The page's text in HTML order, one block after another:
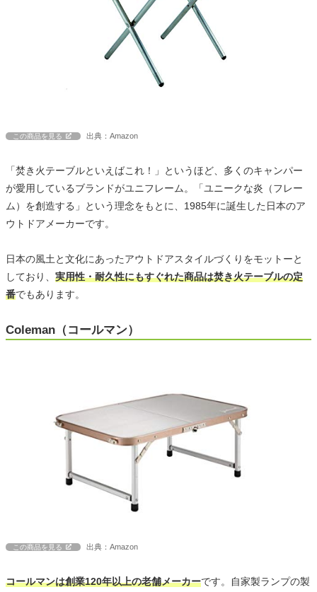
この商品を見る 出典：Amazon
「焚き火テーブルといえばこれ！」というほど、多くのキャンパー
が愛用しているブランドがユニフレーム。「ユニークな炎（フレー
ム）を創造する」という理念をもとに、1985年に誕生した日本のア
ウトドアメーカーです。
日本の風土と文化にあったアウトドアスタイルづくりをモットーと
しており、 実用性・耐久性にもすぐれた商品は焚き火テーブルの定
番でもあります。
Coleman（コールマン）
この商品を見る 出典：Amazon
コールマンは創業120年以上の老舗メーカーです。自家製ランプの製